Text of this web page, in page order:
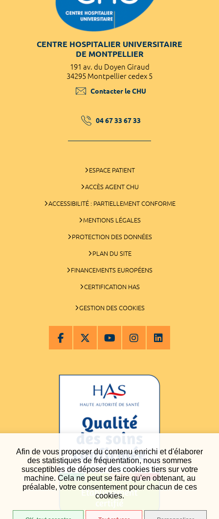
Afin de vous proposer du contenu enrichi et d'élaborer
des statistiques de fréquentation, nous sommes
susceptibles de déposer des cookies tiers sur votre
machine. Cela ne peut se faire qu'en obtenant, au
préalable, votre consentement pour chacun de ces
cookies.
CENTRE HOSPITALIER UNIVERSITAIRE
DE MONTPELLIER
191 av. du Doyen Giraud
34295 Montpellier cedex 5
Contacter le CHU
04 67 33 67 33
ESPACE PATIENT
ACCÈS AGENT CHU
ACCESSIBILITÉ : PARTIELLEMENT CONFORME
MENTIONS LÉGALES
PROTECTION DES DONNÉES
PLAN DU SITE
FINANCEMENTS EUROPÉENS
CERTIFICATION HAS
GESTION DES COOKIES